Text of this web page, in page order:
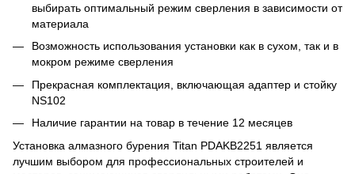
выбирать оптимальный режим сверления в зависимости от
материала
Возможность использования установки как в сухом, так и в
мокром режиме сверления
Прекрасная комплектация, включающая адаптер и стойку
NS102
Наличие гарантии на товар в течение 12 месяцев
Установка алмазного бурения Titan PDAKB2251 является
лучшим выбором для профессиональных строителей и